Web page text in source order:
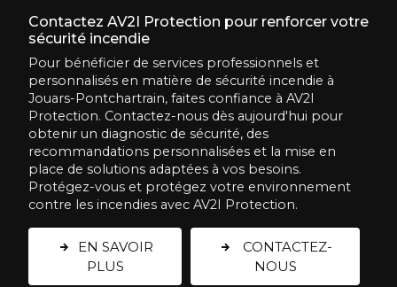
Contactez AV2I Protection pour renforcer votre
sécurité incendie
Pour bénéficier de services professionnels et
personnalisés en matière de sécurité incendie à
Jouars-Pontchartrain, faites confiance à AV2I
Protection. Contactez-nous dès aujourd'hui pour
obtenir un diagnostic de sécurité, des
recommandations personnalisées et la mise en
place de solutions adaptées à vos besoins.
Protégez-vous et protégez votre environnement
contre les incendies avec AV2I Protection.
EN SAVOIR
PLUS
CONTACTEZ-
NOUS